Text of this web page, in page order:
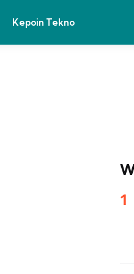
Kepoin Tekno